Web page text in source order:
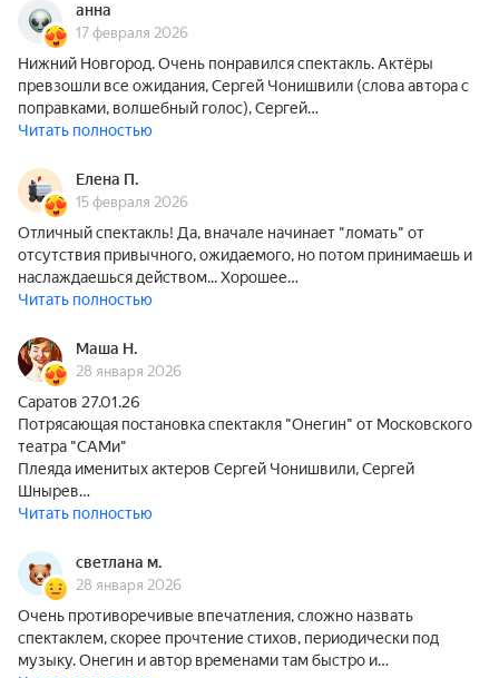
анна
17 февраля 2026
Нижний Новгород. Очень понравился спектакль. Актёры
превзошли все ожидания, Сергей Чонишвили (слова автора с
поправками, волшебный голос), Сергей…
Читать полностью
Елена П.
15 февраля 2026
Отличный спектакль! Да, вначале начинает "ломать" от
отсутствия привычного, ожидаемого, но потом принимаешь и
наслаждаешься действом... Хорошее…
Читать полностью
Маша Н.
28 января 2026
Саратов 27.01.26
Потрясающая постановка спектакля "Онегин" от Московского
театра "САМи"
Плеяда именитых актеров Сергей Чонишвили, Сергей
Шнырев…
Читать полностью
светлана м.
28 января 2026
Очень противоречивые впечатления, сложно назвать
спектаклем, скорее прочтение стихов, периодически под
музыку. Онегин и автор временами там быстро и…